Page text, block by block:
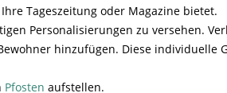
Tageszeitung oder Magazine bietet.
Personalisierungen zu versehen.
hinzufügen. Diese individuelle
Pfosten aufstellen.